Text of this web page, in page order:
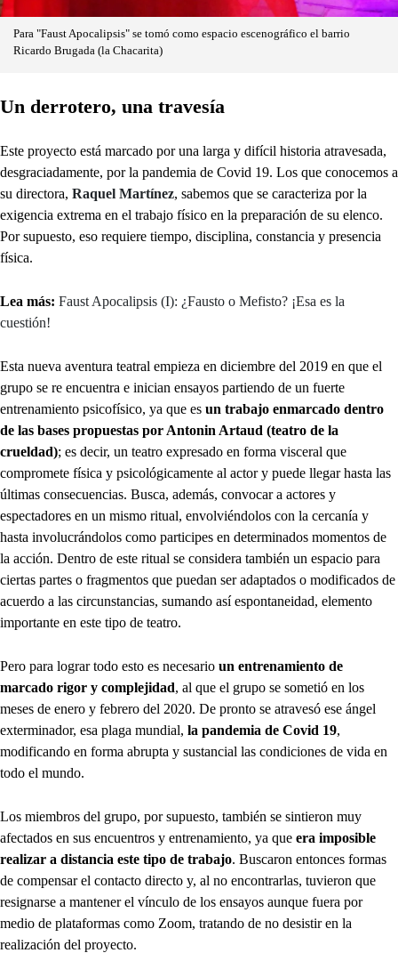
Para "Faust Apocalipsis" se tomó como espacio escenográfico el barrio
Ricardo Brugada (la Chacarita)
Un derrotero, una travesía
Este proyecto está marcado por una larga y difícil historia atravesada,
desgraciadamente, por la pandemia de Covid 19. Los que conocemos a
su directora, Raquel Martínez, sabemos que se caracteriza por la
exigencia extrema en el trabajo físico en la preparación de su elenco.
Por supuesto, eso requiere tiempo, disciplina, constancia y presencia
física.
Lea más: Faust Apocalipsis (I): ¿Fausto o Mefisto? ¡Esa es la
cuestión!
Esta nueva aventura teatral empieza en diciembre del 2019 en que el
grupo se re encuentra e inician ensayos partiendo de un fuerte
entrenamiento psicofísico, ya que es un trabajo enmarcado dentro
de las bases propuestas por Antonin Artaud (teatro de la
crueldad); es decir, un teatro expresado en forma visceral que
compromete física y psicológicamente al actor y puede llegar hasta las
últimas consecuencias. Busca, además, convocar a actores y
espectadores en un mismo ritual, envolviéndolos con la cercanía y
hasta involucrándolos como participes en determinados momentos de
la acción. Dentro de este ritual se considera también un espacio para
ciertas partes o fragmentos que puedan ser adaptados o modificados de
acuerdo a las circunstancias, sumando así espontaneidad, elemento
importante en este tipo de teatro.
Pero para lograr todo esto es necesario un entrenamiento de
marcado rigor y complejidad, al que el grupo se sometió en los
meses de enero y febrero del 2020. De pronto se atravesó ese ángel
exterminador, esa plaga mundial, la pandemia de Covid 19,
modificando en forma abrupta y sustancial las condiciones de vida en
todo el mundo.
Los miembros del grupo, por supuesto, también se sintieron muy
afectados en sus encuentros y entrenamiento, ya que era imposible
realizar a distancia este tipo de trabajo. Buscaron entonces formas
de compensar el contacto directo y, al no encontrarlas, tuvieron que
resignarse a mantener el vínculo de los ensayos aunque fuera por
medio de plataformas como Zoom, tratando de no desistir en la
realización del proyecto.